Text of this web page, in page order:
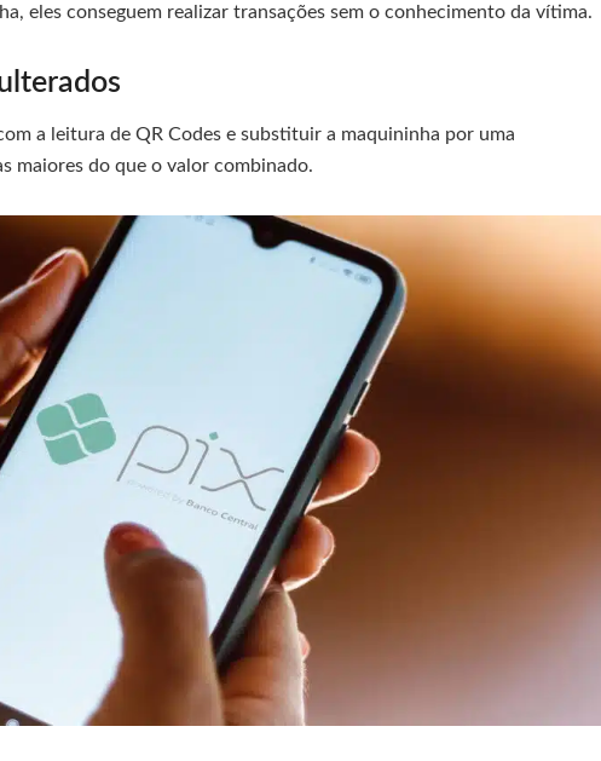
eles conseguem realizar transações sem o conhecimento da vítima.
a leitura de QR Codes e substituir a maquininha por uma
maiores do que o valor combinado.